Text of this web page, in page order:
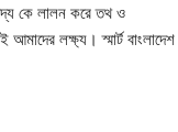
কে লালন করে তথ ও
লক্ষ্য। স্মার্ট বাংলাদেশ